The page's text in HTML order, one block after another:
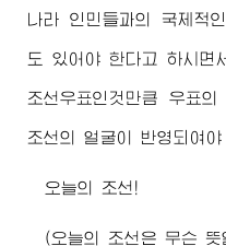
나라 인민들과의 국제적
도 있어야 한다고 하시면
조선우표인것만큼 우표
조선의 얼굴이 반영되여
오늘의 조선!
(오늘의 조선은 무슨